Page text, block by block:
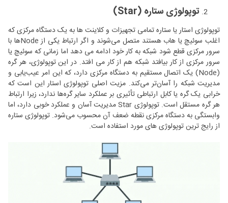
توپولوژی ستاره (Star)
توپولوژی استار یا ستاره تمامی تجهیزات و کلاینت ها به یک دستگاه مرکزی که
اغلب سوئیچ یا هاب هستند متصل می‌شوند و اگر ارتباط یکی از Nodeها با
سرور مرکزی قطع شود شبکه به کار خود ادامه می دهد اما زمانی که سوئیچ یا
سرور مرکزی از کار بیافتد شبکه هم از کار می افتد. در این توپولوژی، هر گره
(Node) یک اتصال مستقیم به دستگاه مرکزی دارد، که این امر عیب‌یابی و
مدیریت شبکه را آسان‌تر می‌کند. مزیت اصلی توپولوژی استار این است که
خرابی یک گره یا کابل ارتباطی تأثیری بر عملکرد سایر گره‌ها ندارد، زیرا ارتباط
هر گره مستقل است. توپولوژی Star مدیریت آسان و عملکرد خوبی دارد، اما
وابستگی به دستگاه مرکزی نقطه ضعف آن محسوب می‌شود. توپولوژی ستاره
از رایج ترین توپولوژی های مورد استفاده است.